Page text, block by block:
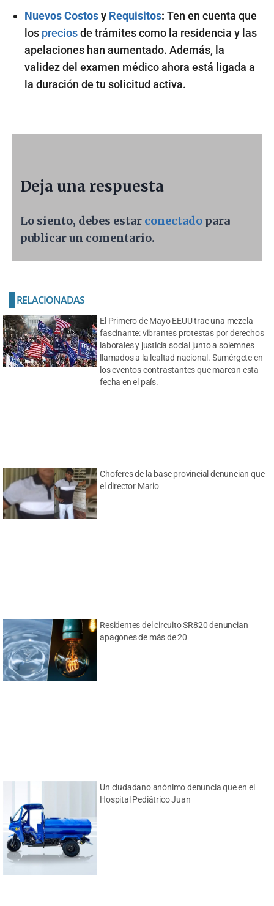
Nuevos Costosy Requisitos: Ten en cuenta que
los preciosde trámites como la residencia y las
apelaciones han aumentado. Además, la
validez del examen médico ahora está ligada a
la duración de tu solicitud activa.
Deja una respuesta
Lo siento, debes estar conectado para
publicar un comentario.
El Primero de Mayo EEUU trae una mezcla
fascinante: vibrantes protestas por derechos
laborales y justicia social junto a solemnes
llamados a la lealtad nacional. Sumérgete en
los eventos contrastantes que marcan esta
fecha en el país.
Choferes de la base provincial denuncian que
el director Mario
Residentes del circuito SR820 denuncian
apagones de más de 20
Un ciudadano anónimo denuncia que en el
Hospital Pediátrico Juan
RELACIONADAS